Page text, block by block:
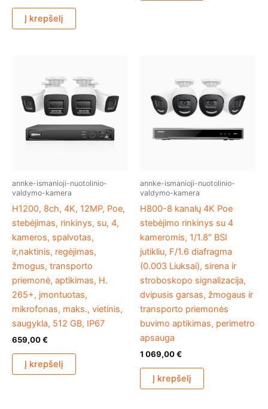
Į krepšelį
annke-ismanioji-nuotolinio-
valdymo-kamera
H1200, 8ch, 4K, 12MP, Poe,
stebėjimas, rinkinys, su, 4,
kameros, spalvotas,
ir,naktinis, regėjimas,
žmogus, transporto
priemonė, aptikimas, H.
265+, įmontuotas,
mikrofonas, maks., vietinis,
saugykla, 512 GB, IP67
659,00€
Į krepšelį
annke-ismanioji-nuotolinio-
valdymo-kamera
H800-8 kanalų 4K Poe
stebėjimo rinkinys su 4
kameromis, 1/1.8″ BSI
jutikliu, F/1.6 diafragma
(0.003 Liuksai), sirena ir
stroboskopo signalizacija,
dvipusis garsas, žmogaus ir
transporto priemonės
buvimo aptikimas, perimetro
apsauga
1 069,00€
Į krepšelį